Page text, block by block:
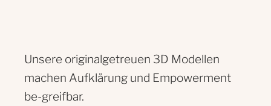
Unsere originalgetreuen 3D Modellen
machen Aufklärung und Empowerment
be-greifbar.